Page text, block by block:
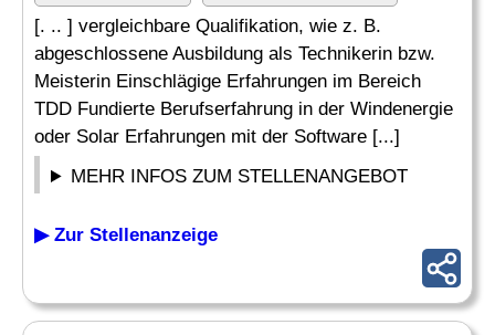
[. .. ] vergleichbare Qualifikation, wie z. B.
abgeschlossene Ausbildung als Technikerin bzw.
Meisterin Einschlägige Erfahrungen im Bereich
TDD Fundierte Berufserfahrung in der Windenergie
oder Solar Erfahrungen mit der Software [...]
MEHR INFOS ZUM STELLENANGEBOT
▶ Zur Stellenanzeige